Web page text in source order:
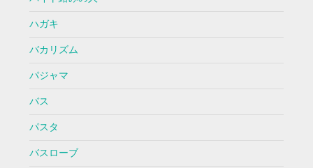
ハガキ
バカリズム
パジャマ
バス
パスタ
バスローブ